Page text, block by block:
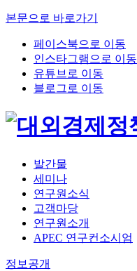
본문으로 바로가기
페이스북으로 이동
인스타그램으로 이동
유튜브로 이동
블로그로 이동
발간물
세미나
연구원소식
고객마당
연구원소개
APEC 연구컨소시엄
정보공개